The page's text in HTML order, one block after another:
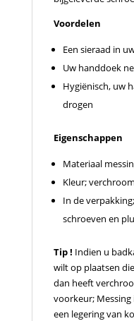
Voordelen
Een sieraad in
Uw handdoek
Hygiënisch, uw
drogen
Eigenschappen
Materiaal
Kleur;
In de
schroeven en
Tip ! Indien u
wilt op plaatsen
dan heeft
voorkeur; Messing
een legering van